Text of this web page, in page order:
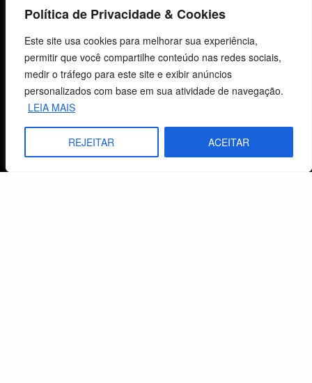
Política de Privacidade & Cookies
Este site usa cookies para melhorar sua experiência,
permitir que você compartilhe conteúdo nas redes sociais,
medir o tráfego para este site e exibir anúncios
personalizados com base em sua atividade de navegação.
LEIA MAIS
REJEITAR ACEITAR
Minha conta
Carrinho
Lista de Desejos
Termos e Condições